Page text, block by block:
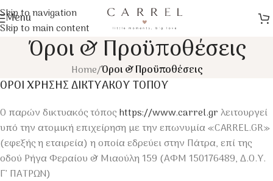
Skip to navigation
Skip to main content
Menu
Όροι & Προϋποθέσεις
Home/Όροι & Προϋποθέσεις
ΟΡΟΙ ΧΡΗΣΗΣ ΔΙΚΤΥΑΚΟΥ ΤΟΠΟΥ
Ο παρών δικτυακός τόποςhttps://www.carrel.grλειτουργεί
υπό την ατομική επιχείρηση με την επωνυμία «CARREL.GR»
(εφεξής η εταιρεία) η οποία εδρεύει στην Πάτρα, επί της
οδού Ρήγα Φεραίου & Μιαούλη 159 (ΑΦΜ 150176489, Δ.Ο.Υ.
Γ’ ΠΑΤΡΩΝ)